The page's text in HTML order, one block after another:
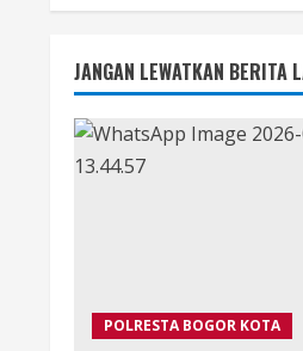
JANGAN LEWATKAN BERITA
POLRESTA BOGOR KOTA